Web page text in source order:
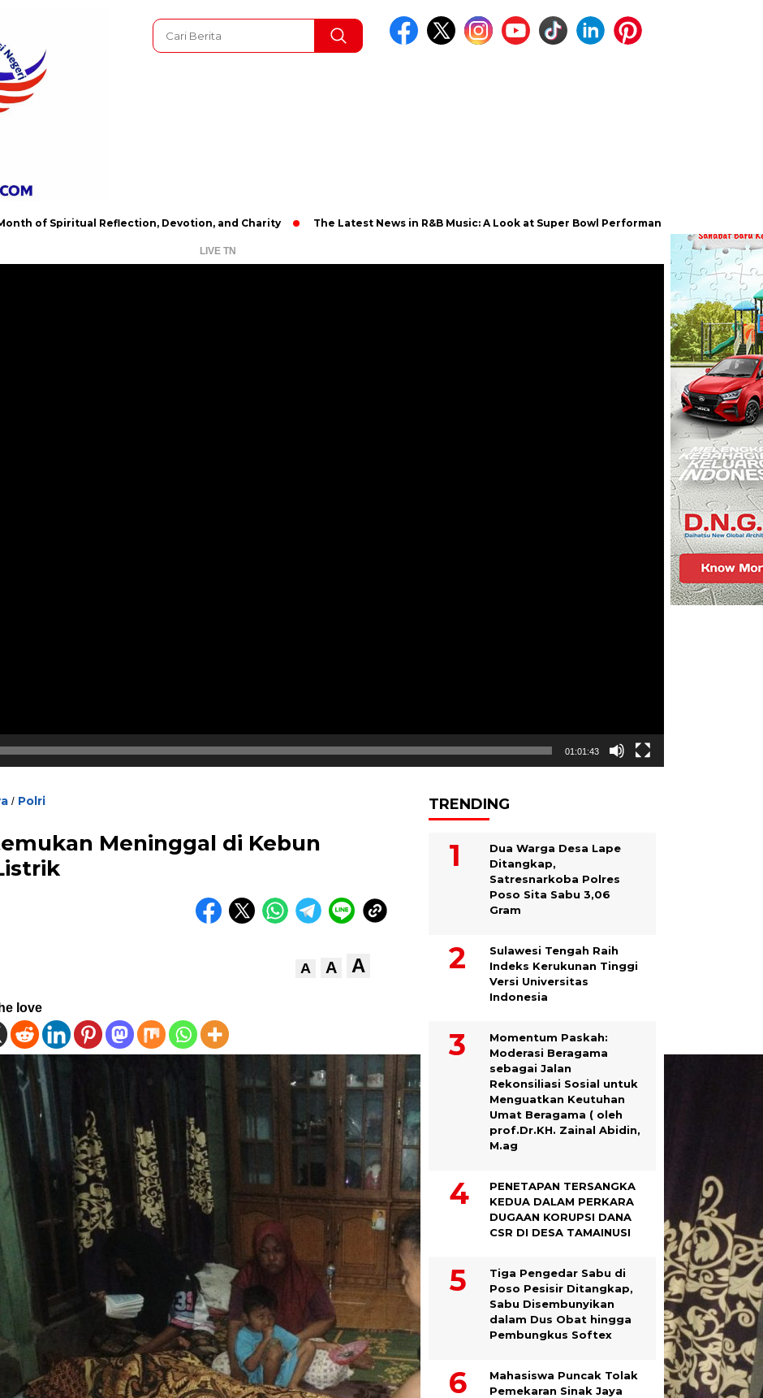
Reflection, Devotion, and Charity The Latest News in R&B Music: A Look at Super Bowl Performances, New Albums, Rising
LIVE TN
01:01:43
/ Polri
Meninggal di Kebun
A A A
love
TRENDING
Dua Warga Desa Lape
Ditangkap,
Satresnarkoba Polres
Poso Sita Sabu 3,06
Gram
Sulawesi Tengah Raih
Indeks Kerukunan Tinggi
Versi Universitas
Indonesia
Momentum Paskah:
Moderasi Beragama
sebagai Jalan
Rekonsiliasi Sosial untuk
Menguatkan Keutuhan
Umat Beragama ( oleh
prof.Dr.KH. Zainal Abidin,
M.ag
PENETAPAN TERSANGKA
KEDUA DALAM PERKARA
DUGAAN KORUPSI DANA
CSR DI DESA TAMAINUSI
Tiga Pengedar Sabu di
Poso Pesisir Ditangkap,
Sabu Disembunyikan
dalam Dus Obat hingga
Pembungkus Softex
Mahasiswa Puncak Tolak
Pemekaran Sinak Jaya